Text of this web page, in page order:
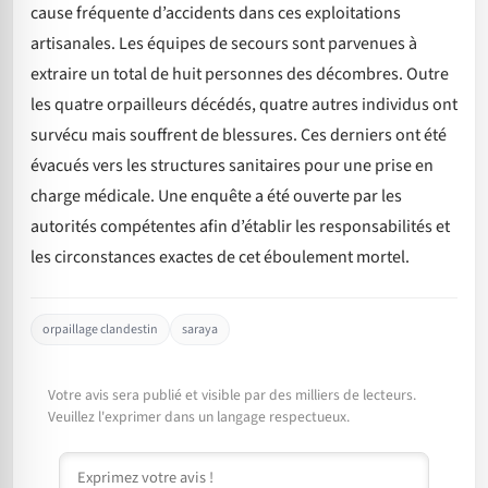
cause fréquente d’accidents dans ces exploitations
artisanales. Les équipes de secours sont parvenues à
extraire un total de huit personnes des décombres. Outre
les quatre orpailleurs décédés, quatre autres individus ont
survécu mais souffrent de blessures. Ces derniers ont été
évacués vers les structures sanitaires pour une prise en
charge médicale. Une enquête a été ouverte par les
autorités compétentes afin d’établir les responsabilités et
les circonstances exactes de cet éboulement mortel.
orpaillage clandestin saraya
Votre avis sera publié et visible par des milliers de lecteurs.
Veuillez l'exprimer dans un langage respectueux.
Commentaire